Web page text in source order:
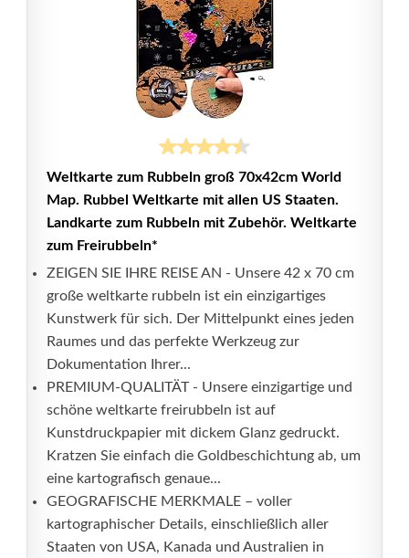
Weltkarte zum Rubbeln groß 70x42cm World
Map. Rubbel Weltkarte mit allen US Staaten.
Landkarte zum Rubbeln mit Zubehör. Weltkarte
zum Freirubbeln*
ZEIGEN SIE IHRE REISE AN - Unsere 42 x 70 cm
große weltkarte rubbeln ist ein einzigartiges
Kunstwerk für sich. Der Mittelpunkt eines jeden
Raumes und das perfekte Werkzeug zur
Dokumentation Ihrer...
PREMIUM-QUALITÄT - Unsere einzigartige und
schöne weltkarte freirubbeln ist auf
Kunstdruckpapier mit dickem Glanz gedruckt.
Kratzen Sie einfach die Goldbeschichtung ab, um
eine kartografisch genaue...
GEOGRAFISCHE MERKMALE – voller
kartographischer Details, einschließlich aller
Staaten von USA, Kanada und Australien in